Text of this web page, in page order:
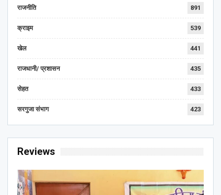
राजनीति 891
क्राइम 539
खेल 441
राजधानी/ प्रशासन 435
सेहत 433
सरगुजा संभाग 423
Reviews